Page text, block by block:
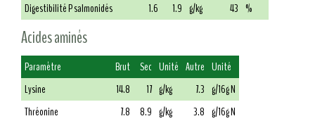
Digestibilité P salmonidés
1.6 1.9 g/kg 43 %
Acides aminés
Paramètre Brut Sec Unité Autre Unité
Lysine
14.8 17 g/kg 7.3 g/16g N
Thréonine
7.8 8.9 g/kg 3.8 g/16g N